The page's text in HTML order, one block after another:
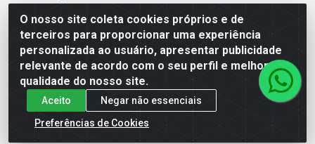
O nosso site coleta cookies próprios e de
terceiros para proporcionar uma experiência
personalizada ao usuário, apresentar publicidade
relevante de acordo com o seu perfil e melhorar a
qualidade do nosso site.
Aceito
Negar não essenciais
Preferências de Cookies